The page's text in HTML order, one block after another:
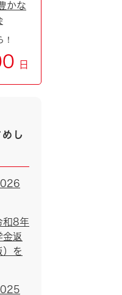
かな
日
し
和8年
金返
）を